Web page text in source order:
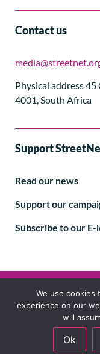
Contact us
Physical address
4001, South Africa
Support
Read our news
Support our
Subscribe to our
©
We use
experience on our
will
Ok